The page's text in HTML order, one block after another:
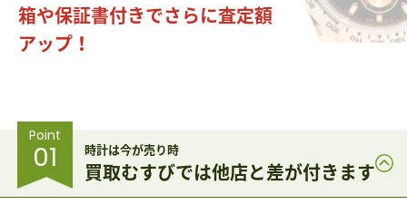
箱や保証書付きでさらに査定額
アップ！
Point
01 時計は今が売り時
買取むすびでは他店と差が付きます